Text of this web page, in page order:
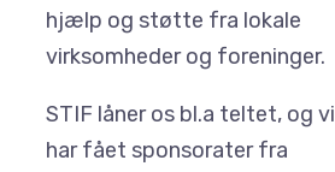
hjælp og støtte fra lokale
virksomheder og foreninger.
STIF låner os bl.a teltet, og vi
har fået sponsorater fra